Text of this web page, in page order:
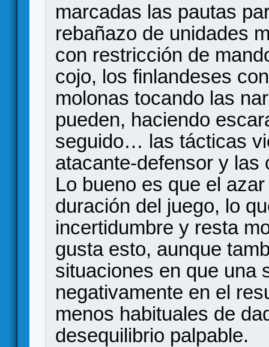
marcadas las pautas
rebañazo de unidades
con restricción de
cojo, los finlandeses
molonas tocando las
pueden, haciendo
seguido… las tácticas
atacante-defensor y
Lo bueno es que el
duración del juego, lo
incertidumbre y resta
gusta esto, aunque
situaciones en que una
negativamente en el
menos habituales de
desequilibrio palpable.